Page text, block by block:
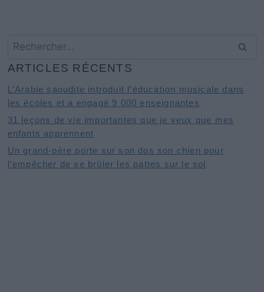
Rechercher :
ARTICLES RÉCENTS
L’Arabie saoudite introduit l’éducation musicale dans
les écoles et a engagé 9 000 enseignantes
31 leçons de vie importantes que je veux que mes
enfants apprennent
Un grand-père porte sur son dos son chien pour
l’empêcher de se brûler les pattes sur le sol